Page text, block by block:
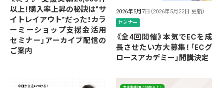
以上！購入率上昇の秘訣は”サ
イトレイアウト”だった！カラ
ーミーショップ支援金活用
セミナー」アーカイブ配信の
ご案内
2026年5月7日 （2026年5月22日 更新）
セミナー
《全4回開催》本気でECを成
長させたい方大募集！「ECグ
ロースアカデミー」開講決定